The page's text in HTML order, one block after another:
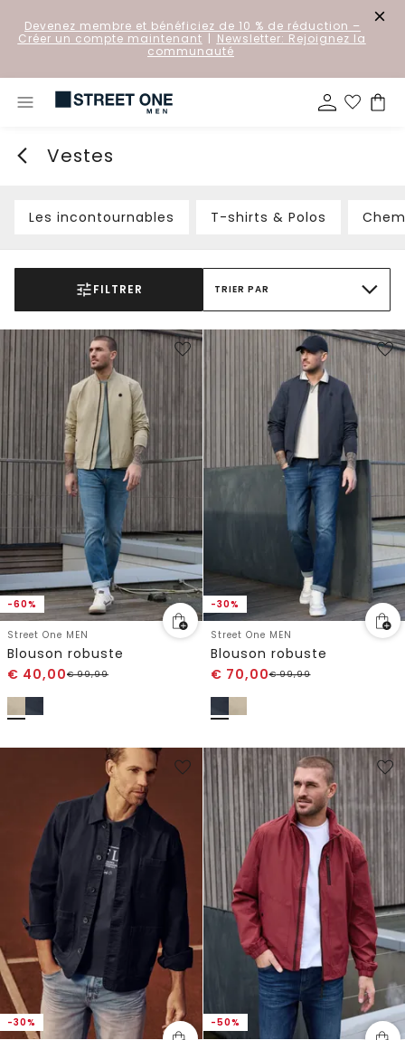
Devenez membre et bénéficiez de 10 % de réduction –
Créer un compte maintenant | Newsletter: Rejoignez la
communauté
Vestes
Les incontournables T-shirts & Polos
FILTRER TRIER PAR
-60%
Street One MEN
Blouson robuste
€ 40,00€99,99
-30%
Street One MEN
Blouson robuste
€ 70,00€99,99
-30% -50%